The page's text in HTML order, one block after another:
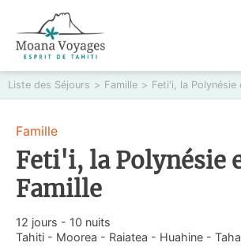
Liste des Séjours > Famille > Feti'i, la Polynésie
Famille
Feti'i, la Polynésie
Famille
12 jours - 10 nuits
Tahiti - Moorea - Raiatea - Huahine -